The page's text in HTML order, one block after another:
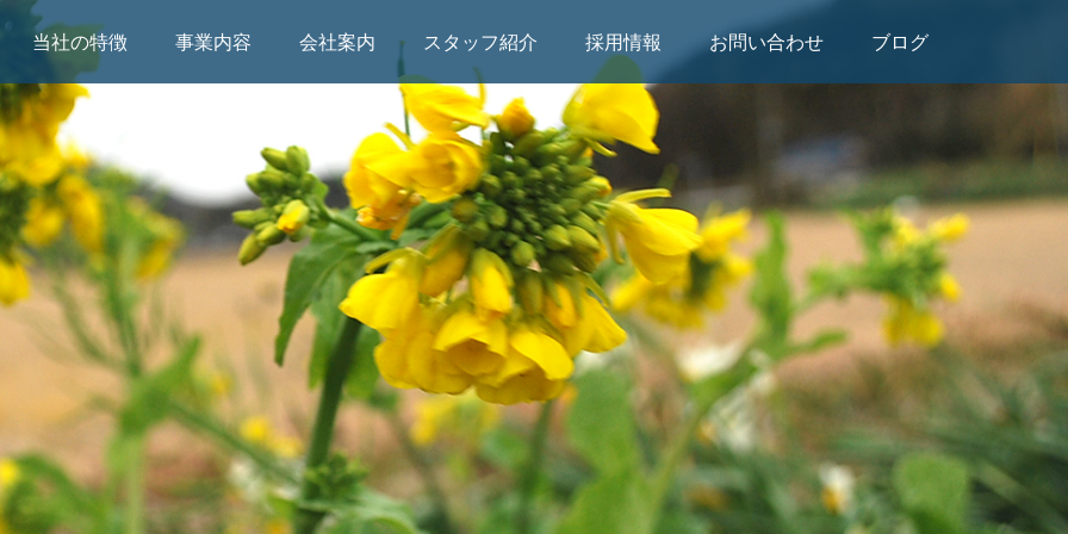
当社の特徴 事業内容 会社案内 スタッフ紹介 採用情報 お問い合わせ ブログ